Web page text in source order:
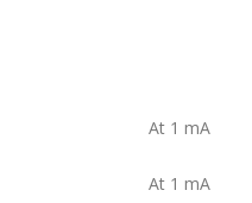
At 1 mA
At 1 mA